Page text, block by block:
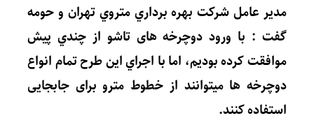
مدیر عامل شركت بهره برداري متروي تهران و حومه
گفت : با ورود دوچرخه های تاشو از چندي پيش
موافقت کرده بوديم، اما با اجراي اين طرح تمام انواع
دوچرخه ها میتوانند از خطوط مترو برای جابجایی
استفاده کنند.